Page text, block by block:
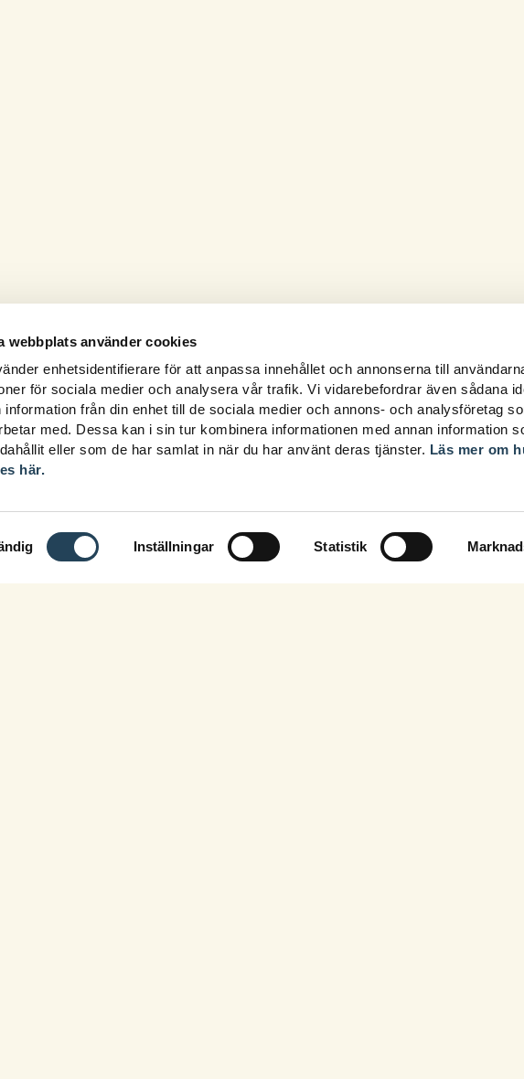
webbplats använder cookies
enhetsidentifierare för att anpassa innehållet och annonserna till
för sociala medier och analysera vår trafik. Vi vidarebefordrar även sådana
information från din enhet till de sociala medier och annons- och analysföretag
med. Dessa kan i sin tur kombinera informationen med annan information
eller som de har samlat in när du har använt deras tjänster. Läs mer om
här.
Inställningar Statistik